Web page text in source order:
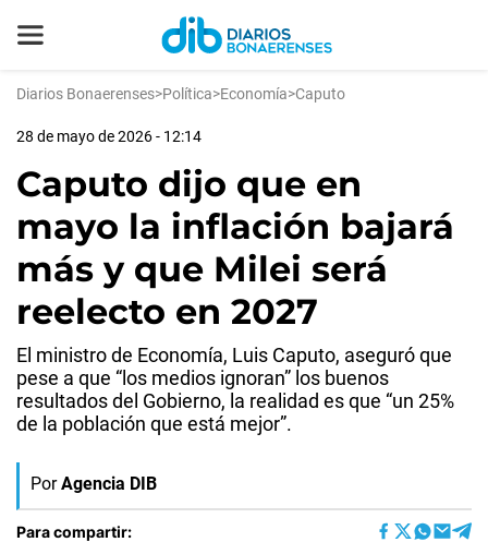
Diarios Bonaerenses>Política>Economía>Caputo
28 de mayo de 2026 - 12:14
Caputo dijo que en
mayo la inflación bajará
más y que Milei será
reelecto en 2027
El ministro de Economía, Luis Caputo, aseguró que
pese a que “los medios ignoran” los buenos
resultados del Gobierno, la realidad es que “un 25%
de la población que está mejor”.
Por Agencia DIB
Para compartir: